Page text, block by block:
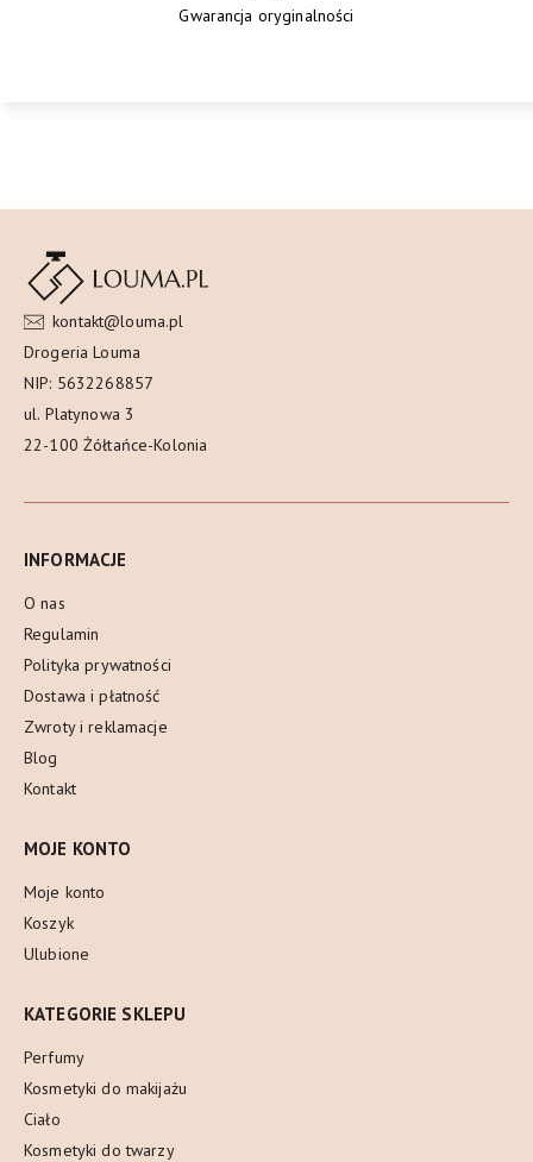
Gwarancja oryginalności
kontakt@louma.pl
Drogeria Louma
NIP: 5632268857
ul. Platynowa 3
22-100 Żółtańce-Kolonia
INFORMACJE
O nas
Regulamin
Polityka prywatności
Dostawa i płatność
Zwroty i reklamacje
Blog
Kontakt
MOJE KONTO
Moje konto
Koszyk
Ulubione
KATEGORIE SKLEPU
Perfumy
Kosmetyki do makijażu
Ciało
Kosmetyki do twarzy